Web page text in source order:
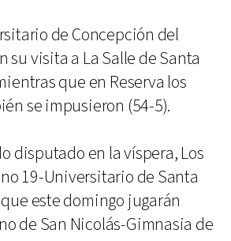
de Concepción del
su visita a La Salle de Santa
que en Reserva los
se impusieron (54-5).
disputado en la víspera, Los
19-Universitario de Santa
este domingo jugarán
de San Nicolás-Gimnasia de